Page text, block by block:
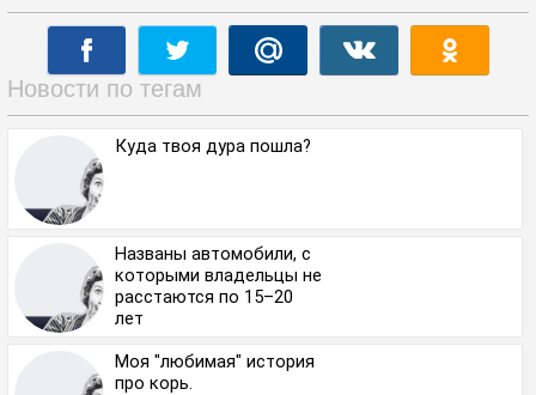
Новости по тегам
Куда твоя дура пошла?
Названы автомобили, с
которыми владельцы не
расстаются по 15–20
лет
Моя "любимая" история
про корь.